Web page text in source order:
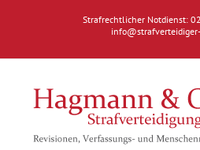
Strafrechtlicher Notdienst: